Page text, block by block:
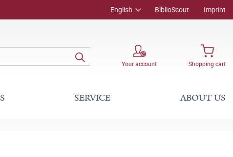
English BiblioScout Imprint
Your account Shopping cart
SERVICE ABOUT US